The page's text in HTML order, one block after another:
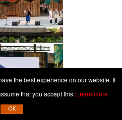
the best experience on our website. If
that you accept this. Learn more
OK